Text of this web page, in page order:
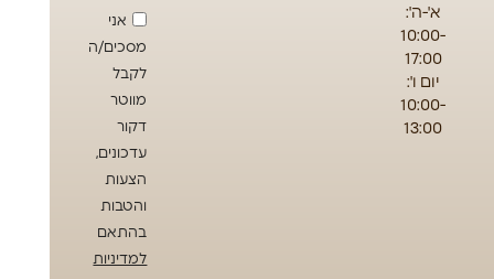
א'-ה':
10:00-
17:00
יום ו':
10:00-
13:00
אני
מסכים/ה
לקבל
מווטר
דקור
עדכונים,
הצעות
והטבות
בהתאם
למדיניות